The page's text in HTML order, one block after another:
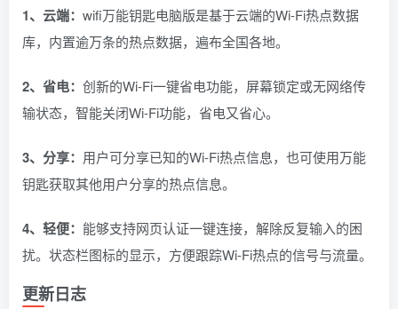
1、云端： wifi万能钥匙电脑版是基于云端的Wi-Fi热点数据
库，内置逾万条的热点数据，遍布全国各地。
2、省电： 创新的Wi-Fi一键省电功能，屏幕锁定或无网络传
输状态，智能关闭Wi-Fi功能，省电又省心。
3、分享： 用户可分享已知的Wi-Fi热点信息，也可使用万能
钥匙获取其他用户分享的热点信息。
4、轻便： 能够支持网页认证一键连接，解除反复输入的困
扰。状态栏图标的显示，方便跟踪Wi-Fi热点的信号与流量。
更新日志